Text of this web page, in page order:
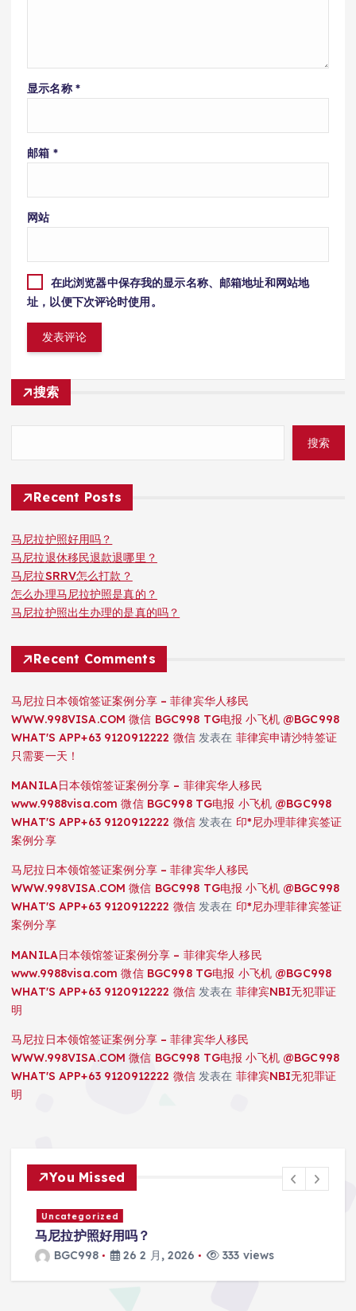
显示名称 *
邮箱 *
网站
在此浏览器中保存我的显示名称、邮箱地址和网站地
址，以便下次评论时使用。
搜索
搜索
Recent Posts
马尼拉护照好用吗？
马尼拉退休移民退款退哪里？
马尼拉SRRV怎么打款？
怎么办理马尼拉护照是真的？
马尼拉护照出生办理的是真的吗？
Recent Comments
马尼拉日本领馆签证案例分享 – 菲律宾华人移民
WWW.998VISA.COM 微信 BGC998 TG电报 小飞机 @BGC998
WHAT'S APP+63 9120912222 微信发表在 菲律宾申请沙特签证
只需要一天！
MANILA日本领馆签证案例分享 – 菲律宾华人移民
www.9988visa.com 微信 BGC998 TG电报 小飞机 @BGC998
WHAT'S APP+63 9120912222 微信发表在 印*尼办理菲律宾签证
案例分享
马尼拉日本领馆签证案例分享 – 菲律宾华人移民
WWW.998VISA.COM 微信 BGC998 TG电报 小飞机 @BGC998
WHAT'S APP+63 9120912222 微信发表在 印*尼办理菲律宾签证
案例分享
MANILA日本领馆签证案例分享 – 菲律宾华人移民
www.9988visa.com 微信 BGC998 TG电报 小飞机 @BGC998
WHAT'S APP+63 9120912222 微信发表在 菲律宾NBI无犯罪证
明
马尼拉日本领馆签证案例分享 – 菲律宾华人移民
WWW.998VISA.COM 微信 BGC998 TG电报 小飞机 @BGC998
WHAT'S APP+63 9120912222 微信发表在 菲律宾NBI无犯罪证
明
You Missed
Uncategorized
马尼拉护照好用吗？
BGC998 26 2 月, 2026 333 views